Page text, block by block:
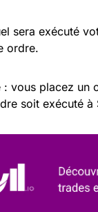
sera exécuté
ordre.
: vous placez un
soit exécuté